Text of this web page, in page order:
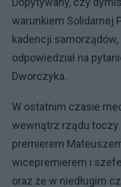
warunkiem Solidarnej
kadencji samorządów,
odpowiedział na
Dworczyka.
W ostatnim czasie
wewnątrz rządu
premierem
wicepremierem i
oraz że w niedługim